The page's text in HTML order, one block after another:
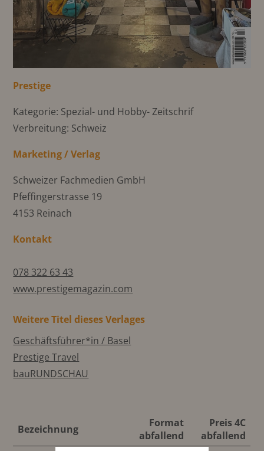
Prestige
Kategorie: Spezial- und Hobby- Zeitschrif
Verbreitung: Schweiz
Marketing / Verlag
Schweizer Fachmedien GmbH
Pfeffingerstrasse 19
4153 Reinach
Kontakt
078 322 63 43
www.prestigemagazin.com
Weitere Titel dieses Verlages
Geschäftsführer*in / Basel
Prestige Travel
bauRUNDSCHAU
Bezeichnung
Format
abfallend
Preis 4C
abfallend